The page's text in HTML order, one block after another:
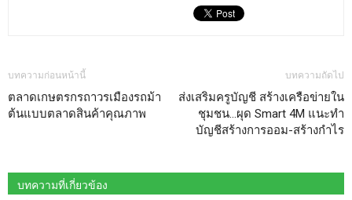
บทความก่อนหน้านี้
ตลาดเกษตรกรถาวรเมืองรถม้า
ต้นแบบตลาดสินค้าคุณภาพ
บทความถัดไป
ส่งเสริมครูบัญชี สร้างเครือข่ายใน
ชุมชน…ผุด Smart 4M แนะทำ
บัญชีสร้างการออม-สร้างกำไร
บทความที่เกี่ยวข้อง